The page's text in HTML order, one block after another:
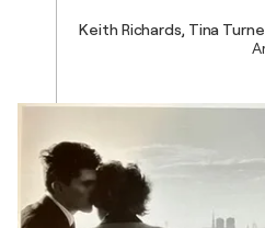
Keith Richards, Tina